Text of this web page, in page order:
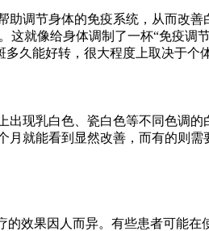
调节身体的免疫系统，从而改
这就像给身体调制了一杯“免疫
久能好转，很大程度上取决于个
现乳白色、瓷白色等不同色调
就能看到显然改善，而有的则
效果因人而异。有些患者可能